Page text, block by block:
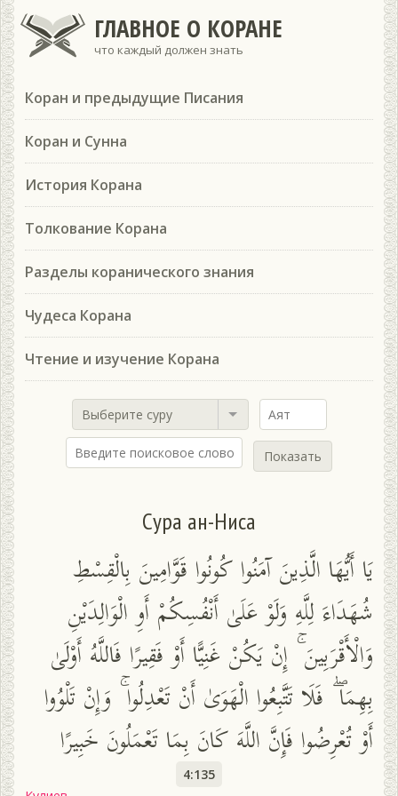
ГЛАВНОЕ О КОРАНЕ
что каждый должен знать
Коран и предыдущие Писания
Коран и Сунна
История Корана
Толкование Корана
Разделы коранического знания
Чудеса Корана
Чтение и изучение Корана
Выберите суру
Показать
Сура ан-Ниса
يَا أَيُّهَا الَّذِينَ آمَنُوا كُونُوا قَوَّامِينَ بِالْقِسْطِ
شُهَدَاءَ لِلَّهِ وَلَوْ عَلَىٰ أَنْفُسِكُمْ أَوِ الْوَالِدَيْنِ
وَالْأَقْرَبِينَ ۚ إِنْ يَكُنْ غَنِيًّا أَوْ فَقِيرًا فَاللَّهُ أَوْلَىٰ
بِهِمَا ۖ فَلَا تَتَّبِعُوا الْهَوَىٰ أَنْ تَعْدِلُوا ۚ وَإِنْ تَلْوُوا
أَوْ تُعْرِضُوا فَإِنَّ اللَّهَ كَانَ بِمَا تَعْمَلُونَ خَبِيرًا
4:135